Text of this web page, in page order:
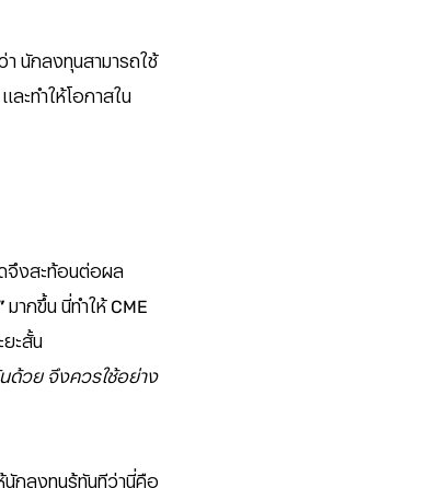
นักลงทุนสามารถใช้
ะทำให้โอกาสใน
จึงสะท้อนต่อผล
มากขึ้น นี่ทำให้ CME
ะสั้น
ด้วย จึงควรใช้อย่าง
กลงทุนรู้ทันทีว่านี่คือ